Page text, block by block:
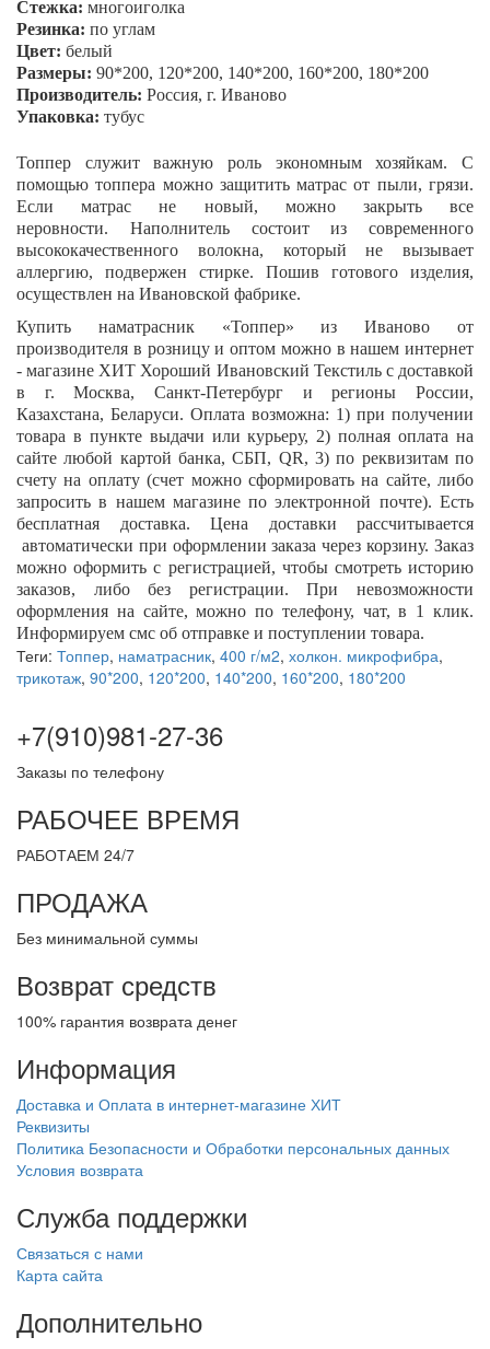
Стежка: многоиголка
Резинка: по углам
Цвет: белый
Размеры: 90*200, 120*200, 140*200, 160*200, 180*200
Производитель: Россия, г. Иваново
Упаковка: тубус
Топпер служит важную роль экономным хозяйкам. С
помощью топпера можно защитить матрас от пыли, грязи.
Если матрас не новый, можно закрыть все
неровности. Наполнитель состоит из современного
высококачественного волокна, который не вызывает
аллергию, подвержен стирке. Пошив готового изделия,
осуществлен на Ивановской фабрике.
Купить наматрасник «Топпер»из Иваново от
производителя в розницу и оптом можно в нашем интернет
- магазине ХИТ Хороший Ивановский Текстиль с доставкой
в г. Москва, Санкт-Петербург и регионы России,
Казахстана, Беларуси. Оплата возможна: 1) при получении
товара в пункте выдачи или курьеру, 2) полная оплата на
сайте любой картой банка, СБП, QR, 3) по реквизитам по
счету на оплату (счет можно сформировать на сайте, либо
запросить в нашем магазине по электронной почте). Есть
бесплатная доставка. Цена доставки рассчитывается
автоматически при оформлении заказа через корзину. Заказ
можно оформить с регистрацией, чтобы смотреть историю
заказов, либо без регистрации. При невозможности
оформления на сайте, можно по телефону, чат, в 1 клик.
Информируем смс об отправке и поступлении товара.
Теги: Топпер, наматрасник, 400 г/м2, холкон. микрофибра,
трикотаж, 90*200, 120*200, 140*200, 160*200, 180*200
+7(910)981-27-36
Заказы по телефону
РАБОЧЕЕ ВРЕМЯ
РАБОТАЕМ 24/7
ПРОДАЖА
Без минимальной суммы
Возврат средств
100% гарантия возврата денег
Информация
Доставка и Оплата в интернет-магазине ХИТ
Реквизиты
Политика Безопасности и Обработки персональных данных
Условия возврата
Служба поддержки
Связаться с нами
Карта сайта
Дополнительно